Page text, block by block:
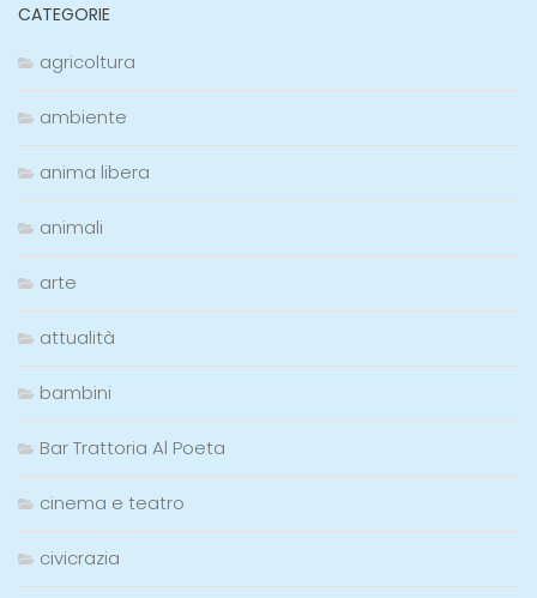
CATEGORIE
agricoltura
ambiente
anima libera
animali
arte
attualità
bambini
Bar Trattoria Al Poeta
cinema e teatro
civicrazia